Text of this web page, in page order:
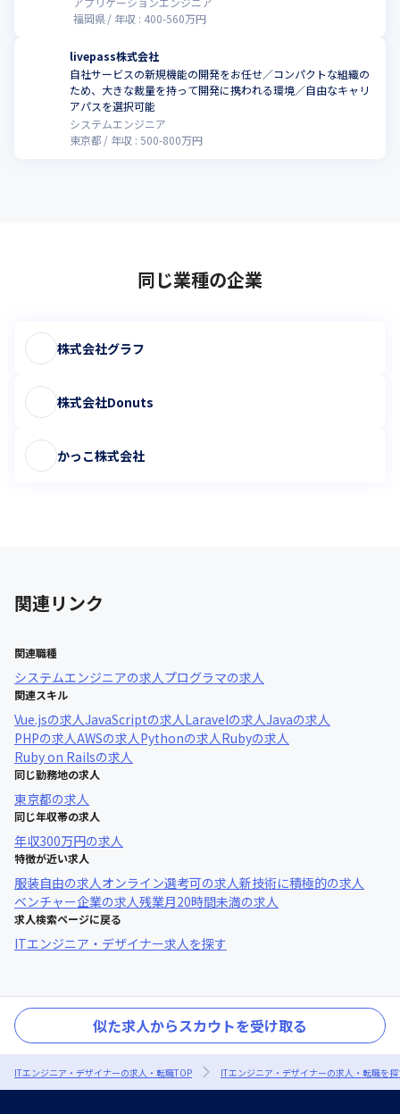
福岡県
年収 : 400-560万円
livepass株式会社
自社サービスの新規機能の開発をお任せ／コンパクトな組織の
ため、大きな裁量を持って開発に携われる環境／自由なキャリ
アパスを選択可能
システムエンジニア
東京都
年収 : 500-800万円
同じ業種の企業
株式会社グラフ
株式会社Donuts
かっこ株式会社
関連リンク
関連職種
システムエンジニアの求人プログラマの求人
関連スキル
Vue.jsの求人JavaScriptの求人Laravelの求人Javaの求人
PHPの求人AWSの求人Pythonの求人Rubyの求人
Ruby on Railsの求人
同じ勤務地の求人
東京都の求人
同じ年収帯の求人
年収300万円の求人
特徴が近い求人
服装自由の求人オンライン選考可の求人新技術に積極的の求人
ベンチャー企業の求人残業月20時間未満の求人
求人検索ページに戻る
ITエンジニア・デザイナー求人を探す
似た求人からスカウトを受け取る
ITエンジニア・デザイナーの求人・転職TOP ITエンジニア・デザイナーの求人・転職を